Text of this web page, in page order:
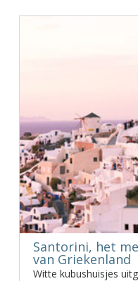
Santorini, het
van Griekenland
Witte kubushuisjes